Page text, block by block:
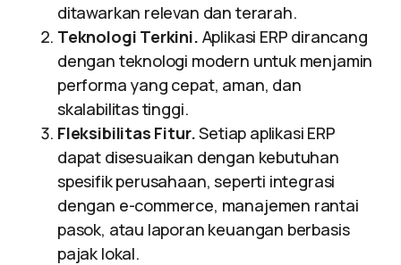
ditawarkan relevan dan terarah.
Teknologi Terkini. Aplikasi ERP dirancang
dengan teknologi modern untuk menjamin
performa yang cepat, aman, dan
skalabilitas tinggi.
Fleksibilitas Fitur.Setiap aplikasi ERP
dapat disesuaikan dengan kebutuhan
spesifik perusahaan, seperti integrasi
dengan e-commerce, manajemen rantai
pasok, atau laporan keuangan berbasis
pajak lokal.